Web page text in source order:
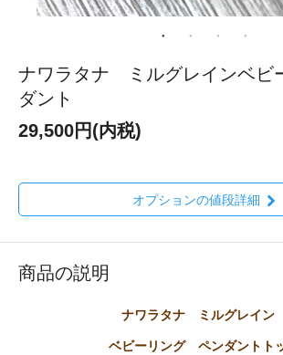
ナワラタナ ミルグレインベビ
ダント
29,500円(内税)
オプションの値段詳細
商品の説明
ナワラタナ ミルグレイン
ベビーリング ペンダントト